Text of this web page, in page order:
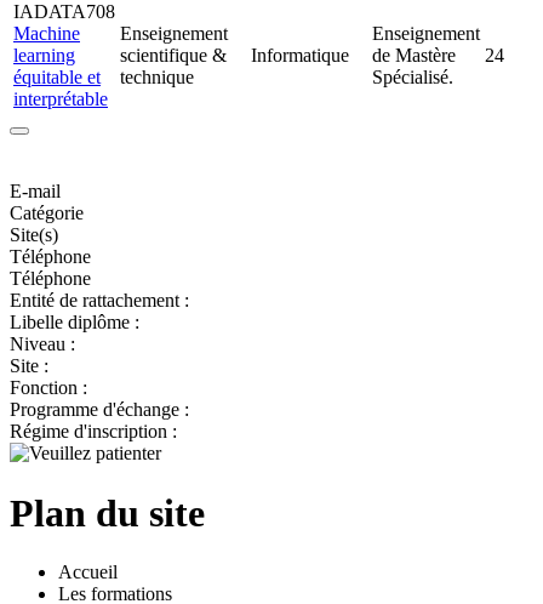
IADATA708
Machine
learning
équitable et
interprétable
Enseignement
scientifique &
technique
Informatique
Enseignement
de Mastère
Spécialisé.
24
E-mail
Catégorie
Site(s)
Téléphone
Téléphone
Entité de rattachement :
Libelle diplôme :
Niveau :
Site :
Fonction :
Programme d'échange :
Régime d'inscription :
Plan du site
Accueil
Les formations